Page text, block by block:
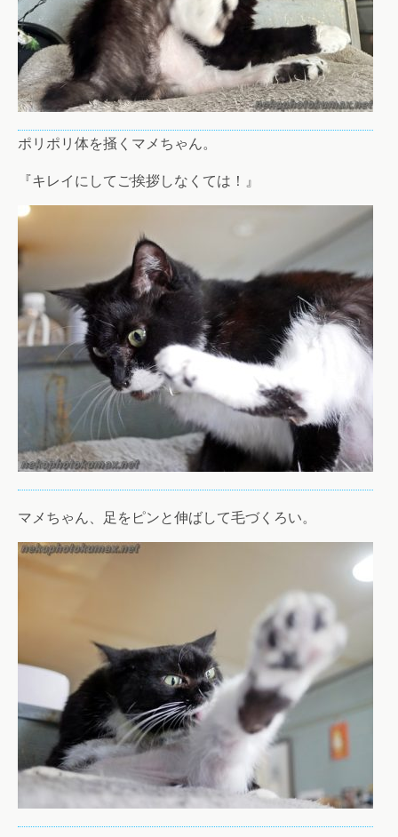
ポリポリ体を掻くマメちゃん。
『キレイにしてご挨拶しなくては！』
マメちゃん、足をピンと伸ばして毛づくろい。